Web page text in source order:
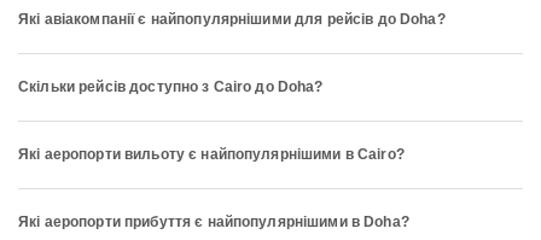
Які авіакомпанії є найпопулярнішими для рейсів до Doha?
Скільки рейсів доступно з Cairo до Doha?
Які аеропорти вильоту є найпопулярнішими в Cairo?
Які аеропорти прибуття є найпопулярнішими в Doha?